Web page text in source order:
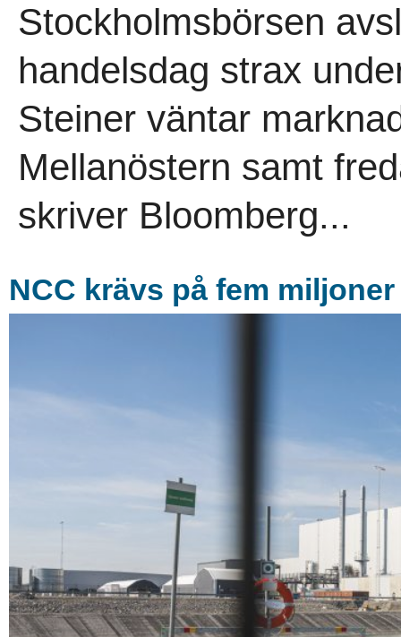
Stockholmsbörsen
handelsdag strax
Steiner väntar
Mellanöstern samt
skriver Bloomberg...
NCC krävs på fem